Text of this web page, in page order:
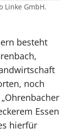
Linke GmbH.
besteht
noch
Essen
hierfür